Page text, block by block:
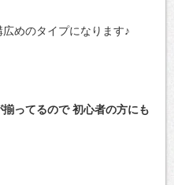
めのタイプになります♪
ってるので初心者の方にも